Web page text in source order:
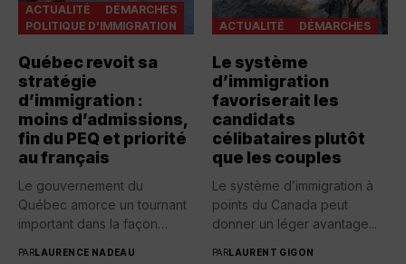
ACTUALITÉ
DÉMARCHES
POLITIQUE D'IMMIGRATION
Québec revoit sa
stratégie
d’immigration :
moins d’admissions,
fin du PEQ et priorité
au français
Le gouvernement du
Québec amorce un tournant
important dans la façon
PARLAURENCE NADEAU
ACTUALITÉ DÉMARCHES
Le système
d’immigration
favoriserait les
candidats
célibataires plutôt
que les couples
Le système d’immigration à
points du Canada peut
donner un léger avantage...
PARLAURENT GIGON